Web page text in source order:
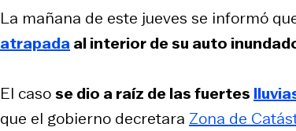
La mañana de este jueves se informó
atrapadaal interior de su auto
El casose dio a raíz de las fuertes
que el gobierno decretara Zona de